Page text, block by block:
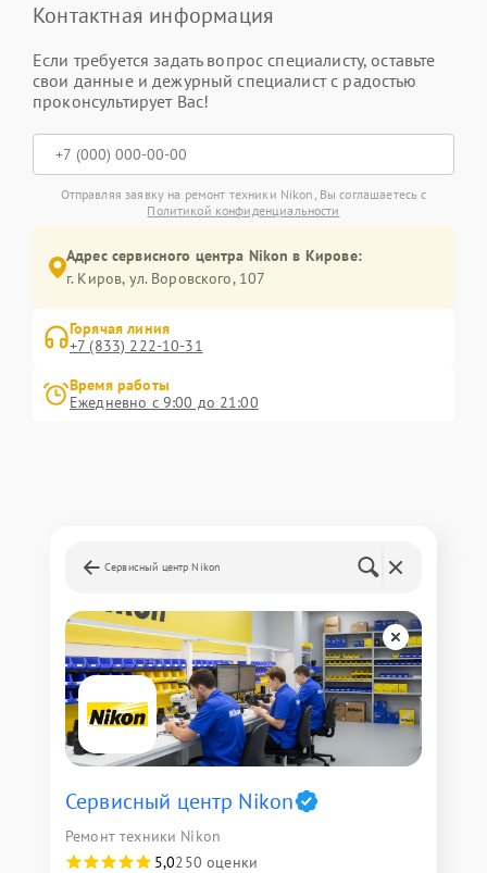
Контактная информация
Если требуется задать вопрос специалисту, оставьте
свои данные и дежурный специалист с радостью
проконсультирует Вас!
Отправляя заявку на ремонт техники Nikon, Вы соглашаетесь с
Политикой конфиденциальности
Адрес сервисного центра Nikon в Кирове:
г. Киров, ул. Воровского, 107
Горячая линия
+7 (833) 222-10-31
Время работы
Ежедневно с 9:00 до 21:00
Сервисный центр Nikon
Сервисный центр Nikon
Ремонт техники Nikon
5,0250 оценки